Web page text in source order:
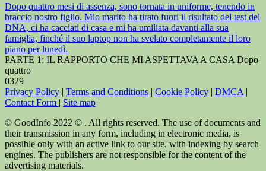
Dopo quattro mesi di assenza, sono tornata in uniforme, tenendo in
braccio nostro figlio. Mio marito ha tirato fuori il risultato del test del
DNA, ci ha cacciati di casa e mi ha umiliata davanti alla sua
famiglia, finché il suo laptop non ha svelato completamente il loro
piano per lunedì.
PARTE 1: IL RAPPORTO CHE MI ASPETTAVA A CASA Dopo
quattro
0329
Privacy Policy | Terms and Conditions | Cookie Policy | DMCA |
Contact Form | Site map |
© GoodInfo 2022 © . All rights reserved. The use of documents and
their transmission in any form, including in electronic media, is
possible only with an active link to our site, with indexing by search
engines. The publishers are not responsible for the content of the
advertising materials.